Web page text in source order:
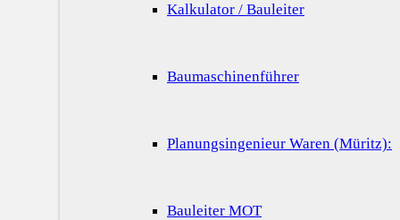
Kalkulator / Bauleiter
Baumaschinenführer
Planungsingenieur Waren (Müritz):
Bauleiter MOT